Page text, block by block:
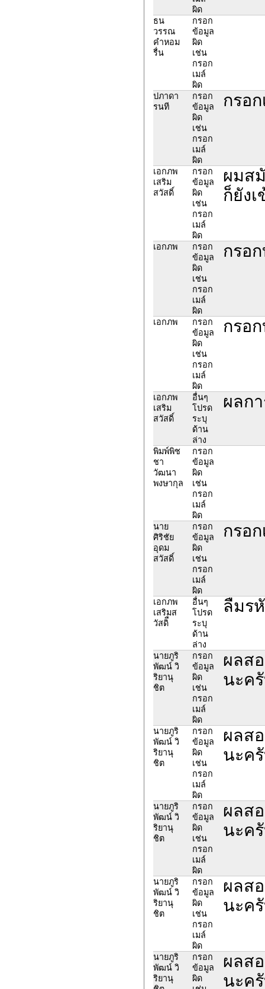
ผิด
ธน
วรรณ
คำหอม
รื่น
กรอก
ข้อมูล
ผิด
เช่น
กรอก
เมล์
ผิด
ปภาดา
รนที
กรอก
ข้อมูล
ผิด
เช่น
กรอก
เมล์
ผิด
กรอ
เอกภพ
เสริม
สวัสดิ์
กรอก
ข้อมูล
ผิด
เช่น
กรอก
เมล์
ผิด
ผมส
ก็ยัง
เอกภพ
กรอก
ข้อมูล
ผิด
เช่น
กรอก
เมล์
ผิด
กรอ
เอกภพ
กรอก
ข้อมูล
ผิด
เช่น
กรอก
เมล์
ผิด
กรอ
เอกภพ
เสริม
สวัสดิ์
อื่นๆ
โปรด
ระบุ
ด้าน
ล่าง
ผลก
พิมพ์พิช
ชา
วัฒนา
พงษากุล
กรอก
ข้อมูล
ผิด
เช่น
กรอก
เมล์
ผิด
นาย
ศิริชัย
อุดม
สวัสดิ์
กรอก
ข้อมูล
ผิด
เช่น
กรอก
เมล์
ผิด
กรอ
เอกภพ
เสริมส
วัสดิื
อื่นๆ
โปรด
ระบุ
ด้าน
ล่าง
ลืมร
นายภูริ
พัฒน์ วิ
ริยานุ
ชิต
กรอก
ข้อมูล
ผิด
เช่น
กรอก
เมล์
ผิด
ผลส
นะค
นายภูริ
พัฒน์ วิ
ริยานุ
ชิต
กรอก
ข้อมูล
ผิด
เช่น
กรอก
เมล์
ผิด
ผลส
นะค
นายภูริ
พัฒน์ วิ
ริยานุ
ชิต
กรอก
ข้อมูล
ผิด
เช่น
กรอก
เมล์
ผิด
ผลส
นะค
นายภูริ
พัฒน์ วิ
ริยานุ
ชิต
กรอก
ข้อมูล
ผิด
เช่น
กรอก
เมล์
ผิด
ผลส
นะค
นายภูริ
พัฒน์ วิ
ริยานุ
กรอก
ข้อมูล
ผิด
ผลส
นะค